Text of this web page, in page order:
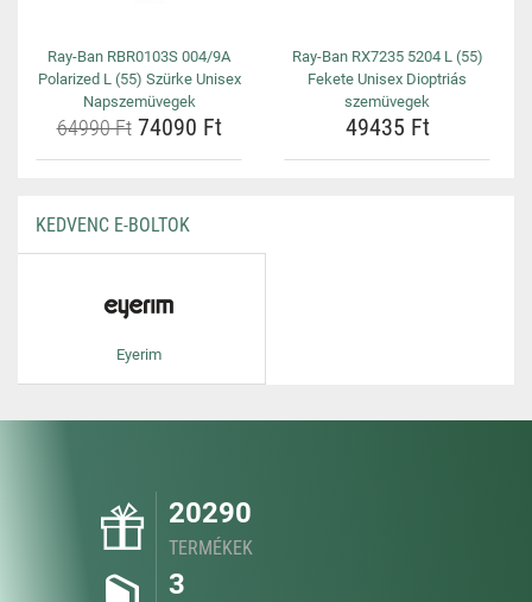
Ray-Ban RBR0103S 004/9A
Polarized L (55) Szürke Unisex
Napszemüvegek
64990 Ft74090 Ft
Ray-Ban RX7235 5204 L (55)
Fekete Unisex Dioptriás
szemüvegek
49435 Ft
KEDVENC E-BOLTOK
Eyerim
20290
TERMÉKEK
3